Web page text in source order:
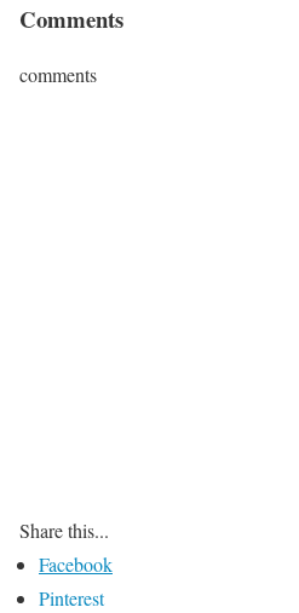
Comments
comments
Share this...
Facebook
Pinterest